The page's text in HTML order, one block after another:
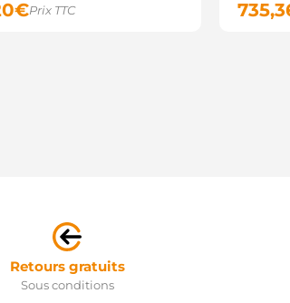
€Prix TTC
Retours gratuits
Sous conditions